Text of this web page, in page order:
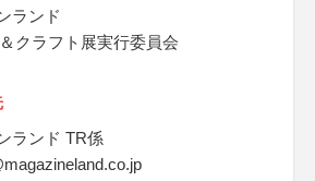
ランド
クラフト展実行委員会
ランド TR係